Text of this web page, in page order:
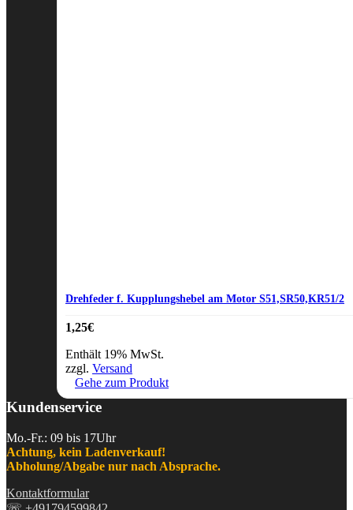
Drehfeder f. Kupplungshebel am Motor S51,SR50,KR51/2
1,25€
Enthält 19% MwSt.
zzgl. Versand
Gehe zum Produkt
Kundenservice
Mo.-Fr.: 09 bis 17Uhr
Achtung, kein Ladenverkauf!
Abholung/Abgabe nur nach Absprache.
Kontaktformular